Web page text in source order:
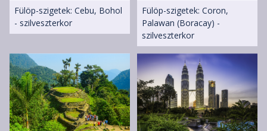
Fülöp-szigetek: Cebu, Bohol
- szilveszterkor
Fülöp-szigetek: Coron,
Palawan (Boracay) -
szilveszterkor